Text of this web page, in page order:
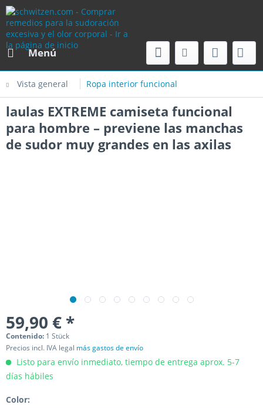
Menú
Vista general Ropa interior funcional
laulas EXTREME camiseta funcional
para hombre – previene las manchas
de sudor muy grandes en las axilas
59,90 € *
Contenido: 1 Stück
Precios incl. IVA legal más gastos de envío
Listo para envío inmediato, tiempo de entrega aprox. 5-7
días hábiles
Color: